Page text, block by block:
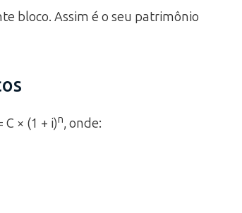
bloco. Assim é o seu patrimônio
× (1 + i)n, onde: